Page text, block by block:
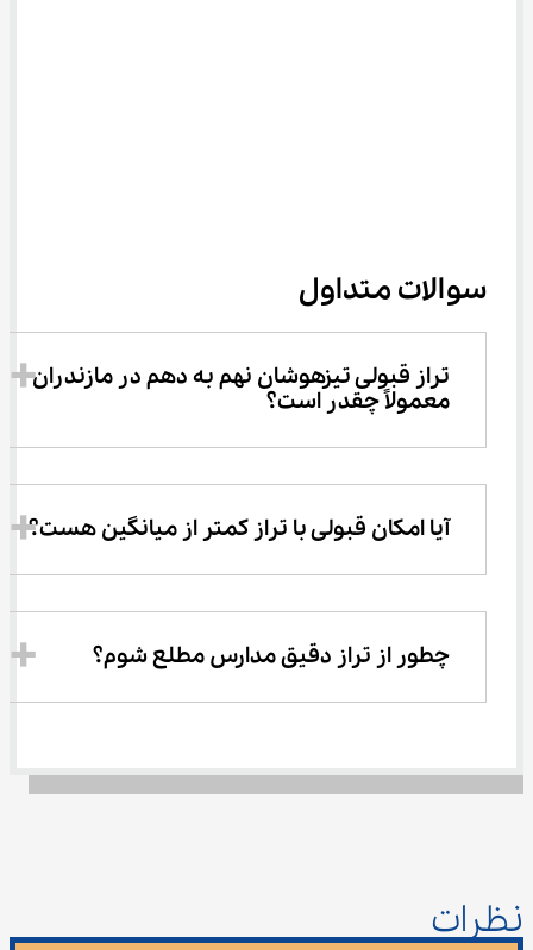
سوالات متداول
تراز قبولی تیزهوشان نهم به دهم در مازندران
معمولاً چقدر است؟
آیا امکان قبولی با تراز کمتر از میانگین هست؟
چطور از تراز دقیق مدارس مطلع شوم؟
نظرات